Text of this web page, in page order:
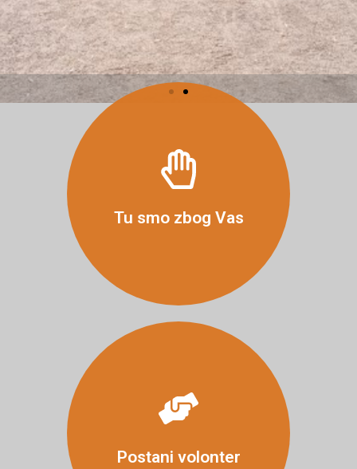
Tu smo zbog Vas
Više
Postani volonter